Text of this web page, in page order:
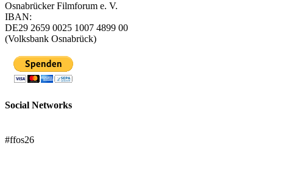
Osnabrücker Filmforum e. V.
IBAN:
DE29 2659 0025 1007 4899 00
(Volksbank Osnabrück)
Social Networks
#ffos26